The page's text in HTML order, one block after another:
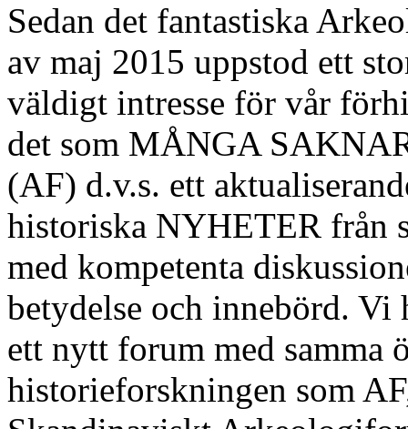
Sedan det fantastiska
av maj 2015 uppstod ett
väldigt intresse för vår
det som MÅNGA
(AF) d.v.s. ett
historiska NYHETER från
med kompetenta
betydelse och innebörd. Vi
ett nytt forum med samma
historieforskningen som